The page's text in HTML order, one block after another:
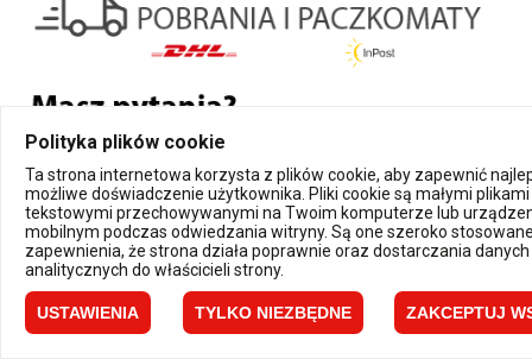
Polityka plików cookie
Ta strona internetowa korzysta z plików cookie, aby zapewnić
możliwe doświadczenie użytkownika. Pliki cookie są małymi plikami
tekstowymi przechowywanymi na Twoim komputerze lub
mobilnym podczas odwiedzania witryny. Są one szeroko
zapewnienia, że strona działa poprawnie oraz dostarczania danych
analitycznych do właścicieli strony.
USTAWIENIA TYLKO NIEZBĘDNE ZAKCEPTUJ